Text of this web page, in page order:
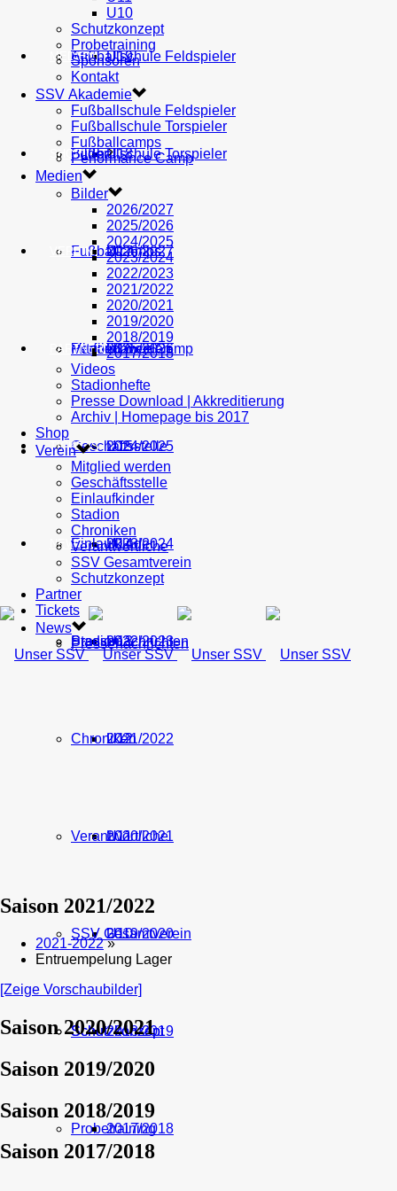
AH U19
U18
U17
U16
U15
U14
U13
U12
U11
U10
Schutzkonzept
Probetraining
Fußballschule Feldspieler
Fußballschule Torspieler
Fußballcamps
Performance Camp
MEDIEN
Bilder
2026/2027
2025/2026
2024/2025
2023/2024
2022/2023
2021/2022
2020/2021
2019/2020
2018/2019
2017/2018
SHOP
VEREIN
Mitglied werden
Geschäftsstelle
Einlaufkinder
Stadion
Chroniken
Verantwortliche
SSV Gesamtverein
Schutzkonzept
PARTNER
TICKETS
NEWS
Pressenachrichten
U10
Schutzkonzept
Probetraining
Sponsoren
Kontakt
SSV Akademie
Fußballschule Feldspieler
Fußballschule Torspieler
Fußballcamps
Performance Camp
Medien
Bilder
2026/2027
2025/2026
2024/2025
2023/2024
2022/2023
2021/2022
2020/2021
2019/2020
2018/2019
2017/2018
Videos
Stadionhefte
Presse Download | Akkreditierung
Archiv | Homepage bis 2017
Shop
Verein
Mitglied werden
Geschäftsstelle
Einlaufkinder
Stadion
Chroniken
Verantwortliche
SSV Gesamtverein
Schutzkonzept
Partner
Tickets
News
Pressenachrichten
Saison 2021/2022
2021-2022 »
Entruempelung Lager
[Zeige Vorschaubilder]
Saison 2020/2021
Saison 2019/2020
Saison 2018/2019
Saison 2017/2018